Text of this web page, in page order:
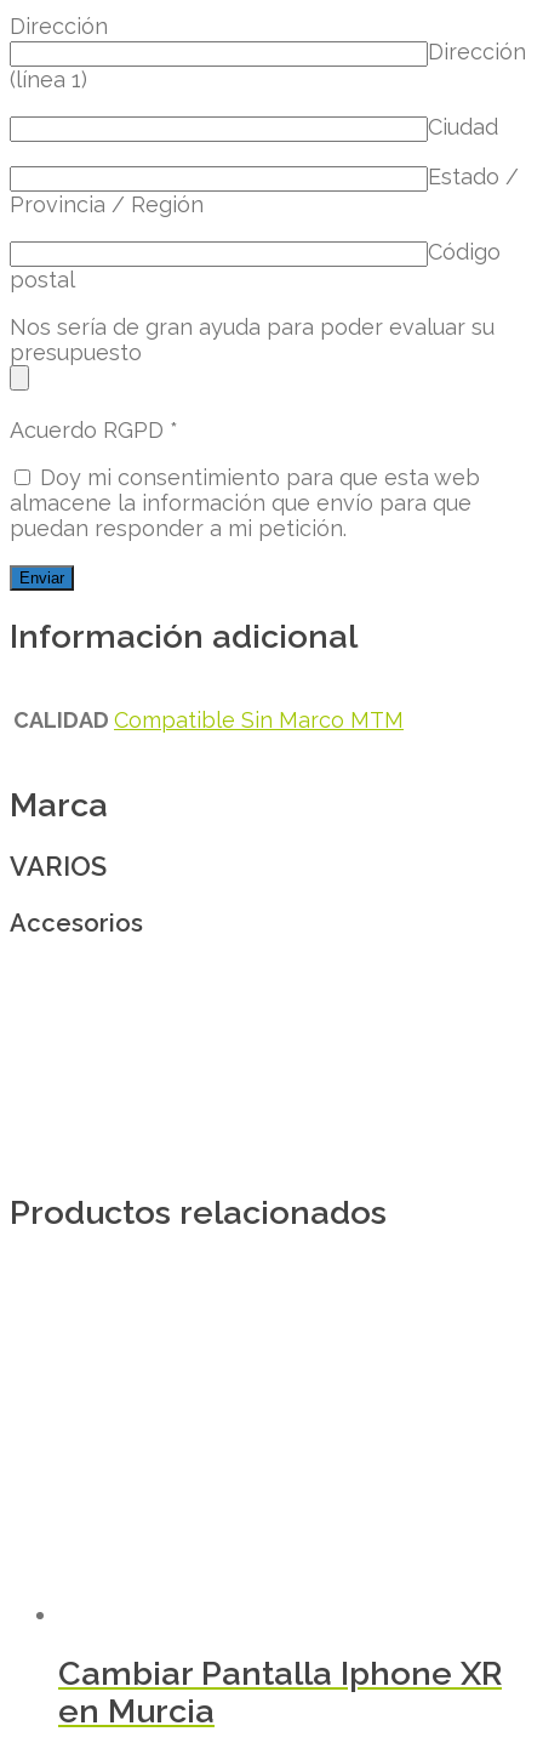
Dirección
Dirección
(línea 1)
Ciudad
Estado /
Provincia / Región
Código
postal
Nos sería de gran ayuda para poder evaluar su
presupuesto
Acuerdo RGPD *
Doy mi consentimiento para que esta web
almacene la información que envío para que
puedan responder a mi petición.
Información adicional
CALIDAD Compatible Sin Marco MTM
Marca
VARIOS
Accesorios
Productos relacionados
Cambiar Pantalla Iphone XR
en Murcia